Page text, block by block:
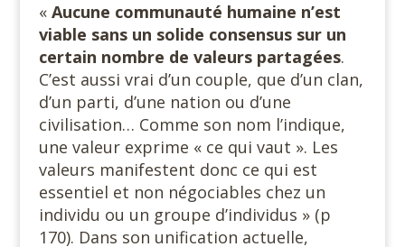
« Aucune communauté humaine n’est
viable sans un solide consensus sur un
certain nombre de valeurs partagées.
C’est aussi vrai d’un couple, que d’un clan,
d’un parti, d’une nation ou d’une
civilisation… Comme son nom l’indique,
une valeur exprime « ce qui vaut ». Les
valeurs manifestent donc ce qui est
essentiel et non négociables chez un
individu ou un groupe d’individus » (p
170). Dans son unification actuelle,